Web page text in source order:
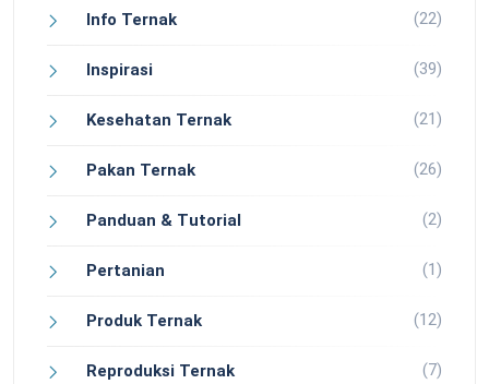
Info Ternak (22)
Inspirasi (39)
Kesehatan Ternak (21)
Pakan Ternak (26)
Panduan & Tutorial (2)
Pertanian (1)
Produk Ternak (12)
Reproduksi Ternak (7)